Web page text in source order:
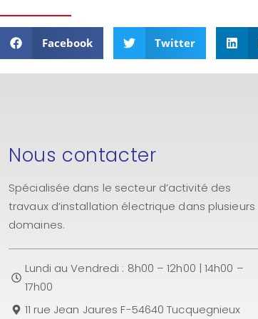
Facebook Twitter
Nous contacter
Spécialisée dans le secteur d’activité des
travaux d’installation électrique dans plusieurs
domaines.
Lundi au Vendredi : 8h00 – 12h00 | 14h00 –
17h00
11 rue Jean Jaures F-54640 Tucquegnieux